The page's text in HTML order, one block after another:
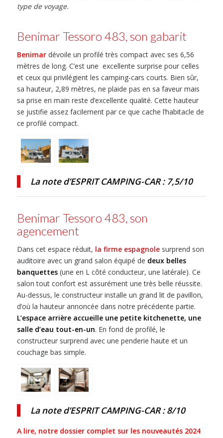
type de voyage.
Benimar Tessoro 483, son gabarit
Benimardévoile un profilé très compact avec ses 6,56
mètres de long. C’est une excellente surprise pour celles
et ceux qui privilégient les camping-cars courts. Bien sûr,
sa hauteur, 2,89 mètres, ne plaide pas en sa faveur mais
sa prise en main reste d’excellente qualité. Cette hauteur
se justifie assez facilement par ce que cache l’habitacle de
ce profilé compact.
La note d’ESPRIT CAMPING-CAR : 7,5/10
Benimar Tessoro 483, son
agencement
Dans cet espace réduit, la firme espagnole surprend son
auditoire avec un grand salon équipé de deux belles
banquettes(une en L côté conducteur, une latérale). Ce
salon tout confort est assurément une très belle réussite.
Au-dessus, le constructeur installe un grand lit de pavillon,
d’où la hauteur annoncée dans notre précédente partie.
L’espace arrière accueille une petite kitchenette, une
salle d’eau tout-en-un. En fond de profilé, le
constructeur surprend avec une penderie haute et un
couchage bas simple.
La note d’ESPRIT CAMPING-CAR : 8/10
A lire, notre dossier complet sur les nouveautés 2024